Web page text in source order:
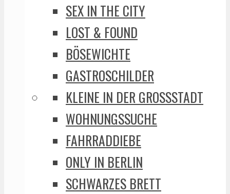
SEX IN THE CITY
LOST & FOUND
BÖSEWICHTE
GASTROSCHILDER
KLEINE IN DER GROSSSTADT
WOHNUNGSSUCHE
FAHRRADDIEBE
ONLY IN BERLIN
SCHWARZES BRETT